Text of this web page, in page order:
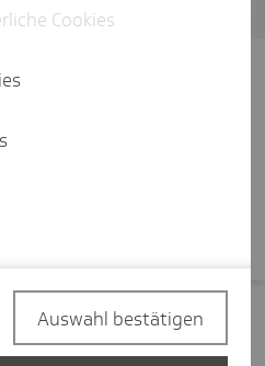
gesundes
Filter zurücksetzen
Cookies
Auswahl bestätigen